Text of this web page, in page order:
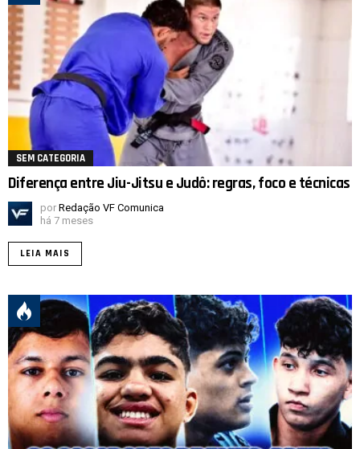
SEM CATEGORIA
Diferença entre Jiu-Jitsu e Judô: regras, foco e técnicas
por Redação VF Comunica
há 7 meses
LEIA MAIS